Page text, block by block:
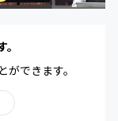
できます。